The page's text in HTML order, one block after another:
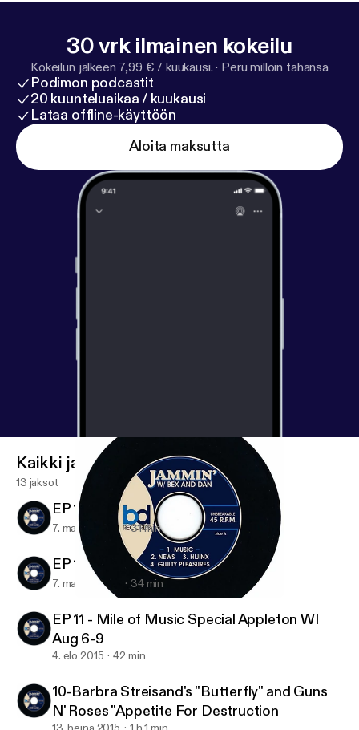
30 vrk ilmainen kokeilu
Kokeilun jälkeen 7,99 € / kuukausi. · Peru milloin tahansa
Podimon podcastit
20 kuunteluaikaa / kuukausi
Lataa offline-käyttöön
Aloita maksutta
Jammin' With Bex and Dan
Kaikki jaksot
13 jaksot
EP 13 Ian Moore
7. marras 2015 31 min
EP 12 MARC COHN
7. marras 2015 34 min
EP 11 - Mile of Music Special Appleton WI
Aug 6-9
4. elo 2015 42 min
10-Barbra Streisand's "Butterfly" and Guns
N' Roses "Appetite For Destruction